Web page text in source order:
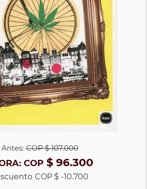
Antes: COP$ 107.000
COP$ 96.300
COP $ -10.700